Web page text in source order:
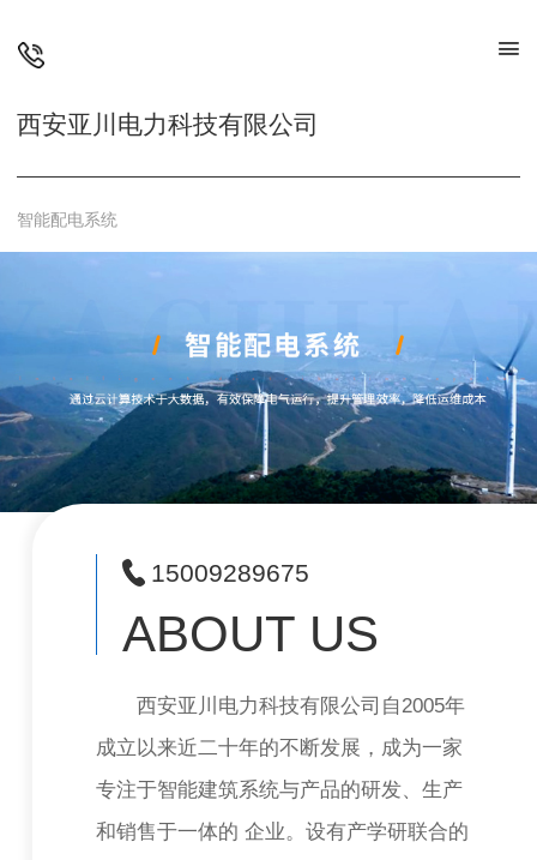
西安亚川电力科技有限公司
智能配电系统
15009289675
ABOUT US
西安亚川电力科技有限公司自2005年
成立以来近二十年的不断发展，成为一家
专注于智能建筑系统与产品的研发、生产
和销售于一体的 企业。设有产学研联合的